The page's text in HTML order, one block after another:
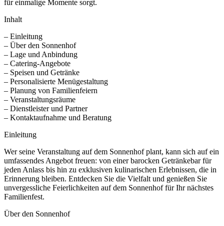
für einmalige Momente sorgt.
Inhalt
– Einleitung
– Über den Sonnenhof
– Lage und Anbindung
– Catering-Angebote
– Speisen und Getränke
– Personalisierte Menügestaltung
– Planung von Familienfeiern
– Veranstaltungsräume
– Dienstleister und Partner
– Kontaktaufnahme und Beratung
Einleitung
Wer seine Veranstaltung auf dem Sonnenhof plant, kann sich auf ein
umfassendes Angebot freuen: von einer barocken Getränkebar für
jeden Anlass bis hin zu exklusiven kulinarischen Erlebnissen, die in
Erinnerung bleiben. Entdecken Sie die Vielfalt und genießen Sie
unvergessliche Feierlichkeiten auf dem Sonnenhof für Ihr nächstes
Familienfest.
Über den Sonnenhof